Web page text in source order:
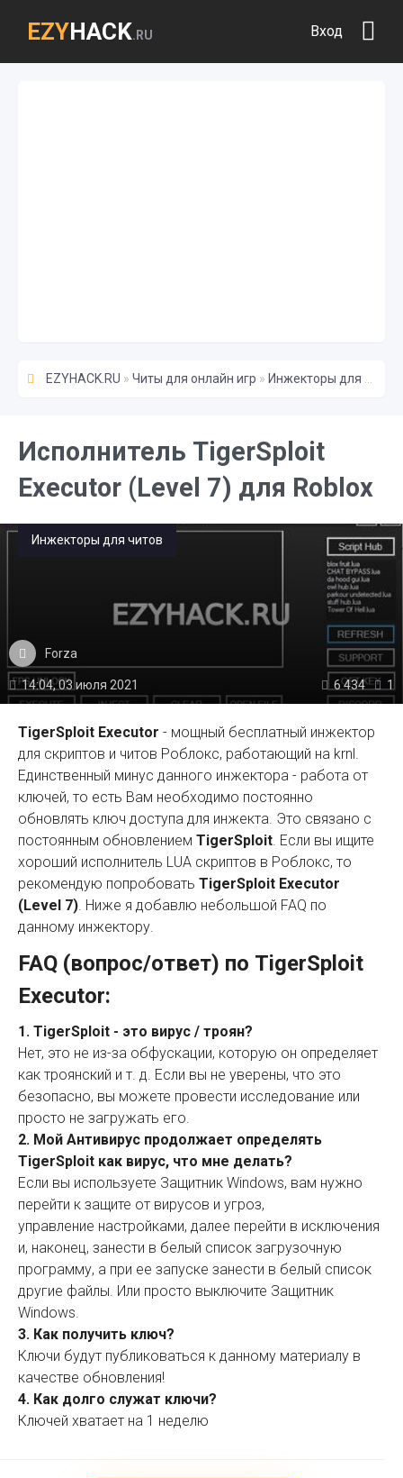
EZYHACK.RU Вход
EZYHACK.RU » Читы для онлайн игр » Инжекторы для читов
Исполнитель TigerSploit
Executor (Level 7) для Roblox
Инжекторы для читов
Forza
14:04, 03 июля 2021 6 434 1
TigerSploit Executor - мощный бесплатный инжектор
для скриптов и читов Роблокс, работающий на krnl.
Единственный минус данного инжектора - работа от
ключей, то есть Вам необходимо постоянно
обновлять ключ доступа для инжекта. Это связано с
постоянным обновлением TigerSploit. Если вы ищите
хороший исполнитель LUA скриптов в Роблокс, то
рекомендую попробовать TigerSploit Executor
(Level 7). Ниже я добавлю небольшой FAQ по
данному инжектору.
FAQ (вопрос/ответ) по TigerSploit
Executor:
1. TigerSploit - это вирус / троян?
Нет, это не из-за обфускации, которую он определяет
как троянский и т. д. Если вы не уверены, что это
безопасно, вы можете провести исследование или
просто не загружать его.
2. Мой Антивирус продолжает определять
TigerSploit как вирус, что мне делать?
Если вы используете Защитник Windows, вам нужно
перейти к защите от вирусов и угроз,
управление настройками, далее перейти в исключения
и, наконец, занести в белый список загрузочную
программу, а при ее запуске занести в белый список
другие файлы. Или просто выключите Защитник
Windows.
3. Как получить ключ?
Ключи будут публиковаться к данному материалу в
качестве обновления!
4. Как долго служат ключи?
Ключей хватает на 1 неделю